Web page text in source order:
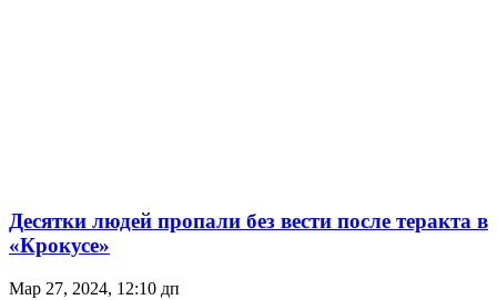
Десятки людей пропали без вести после теракта в
«Крокусе»
Мар 27, 2024, 12:10 дп